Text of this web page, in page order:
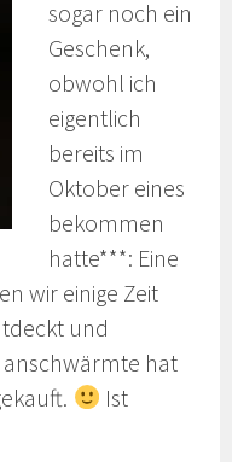
sogar noch ein
Geschenk,
obwohl ich
eigentlich
bereits im
Oktober eines
bekommen
hatte***: Eine
wir einige Zeit
und
hat
Ist